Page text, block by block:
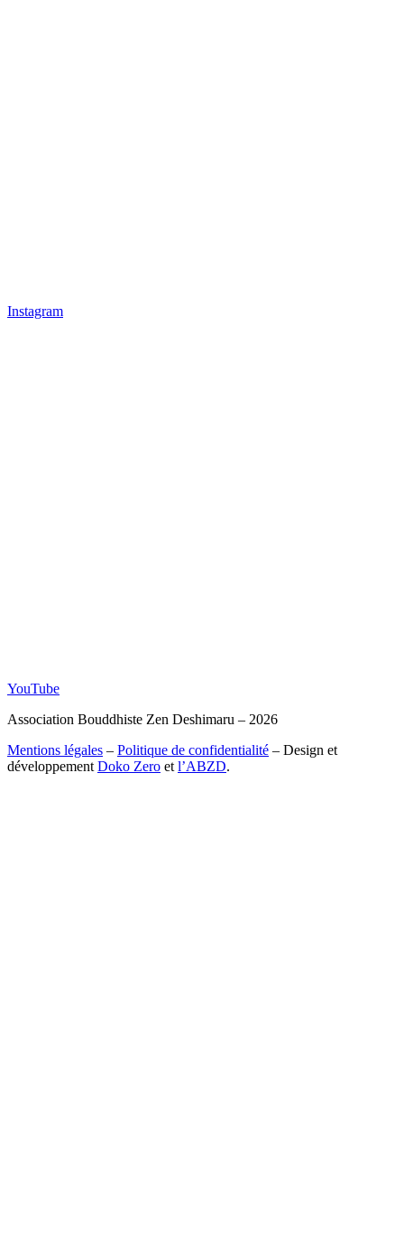
Instagram
YouTube
Association Bouddhiste Zen Deshimaru – 2026
Mentions légales – Politique de confidentialité – Design et
développement Doko Zero et l’ABZD.